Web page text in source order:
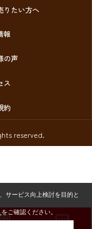
りたい方へ
報
の声
ス
約
reserved.
サービス向上検討を目的と
をご確認ください。